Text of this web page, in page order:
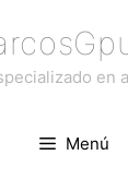
en
Menú